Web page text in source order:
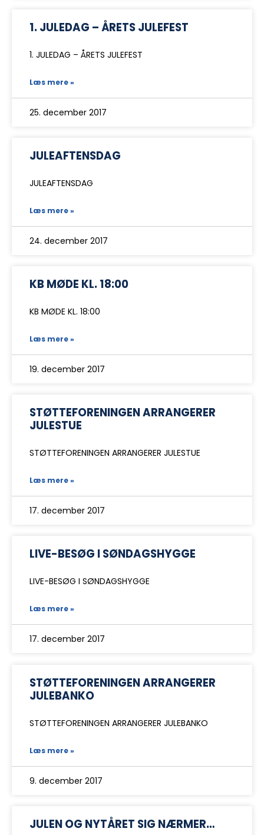
1. JULEDAG – ÅRETS JULEFEST
1. JULEDAG – ÅRETS JULEFEST
Læs mere »
25. december 2017
JULEAFTENSDAG
JULEAFTENSDAG
Læs mere »
24. december 2017
KB MØDE KL. 18:00
KB MØDE KL. 18:00
Læs mere »
19. december 2017
STØTTEFORENINGEN ARRANGERER
JULESTUE
STØTTEFORENINGEN ARRANGERER JULESTUE
Læs mere »
17. december 2017
LIVE-BESØG I SØNDAGSHYGGE
LIVE-BESØG I SØNDAGSHYGGE
Læs mere »
17. december 2017
STØTTEFORENINGEN ARRANGERER
JULEBANKO
STØTTEFORENINGEN ARRANGERER JULEBANKO
Læs mere »
9. december 2017
JULEN OG NYTÅRET SIG NÆRMER…